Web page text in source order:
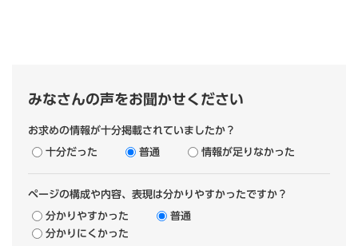
みなさんの声をお聞かせください
お求めの情報が十分掲載されていましたか？
十分だった 普通 情報が足りなかった
ページの構成や内容、表現は分かりやすかったですか？
分かりやすかった
普通
分かりにくかった